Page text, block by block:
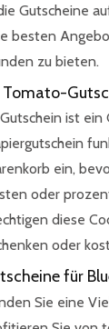
Gutscheine
besten
zu bieten.
Tomato-
ist ein
ein,
oder
diese
oder
für
Sie eine